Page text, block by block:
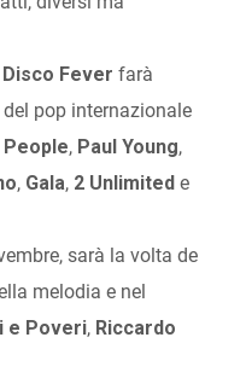
Disco Fever farà
del pop internazionale
, Paul Young,
, Gala, 2 Unlimited e
sarà la volta de
melodia e nel
e Poveri, Riccardo